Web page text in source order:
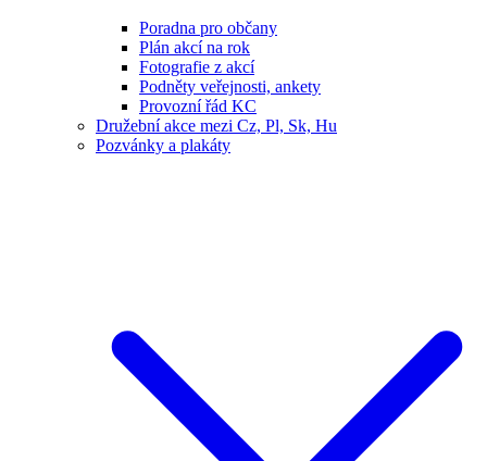
Poradna pro občany
Plán akcí na rok
Fotografie z akcí
Podněty veřejnosti, ankety
Provozní řád KC
Družební akce mezi Cz, Pl, Sk, Hu
Pozvánky a plakáty